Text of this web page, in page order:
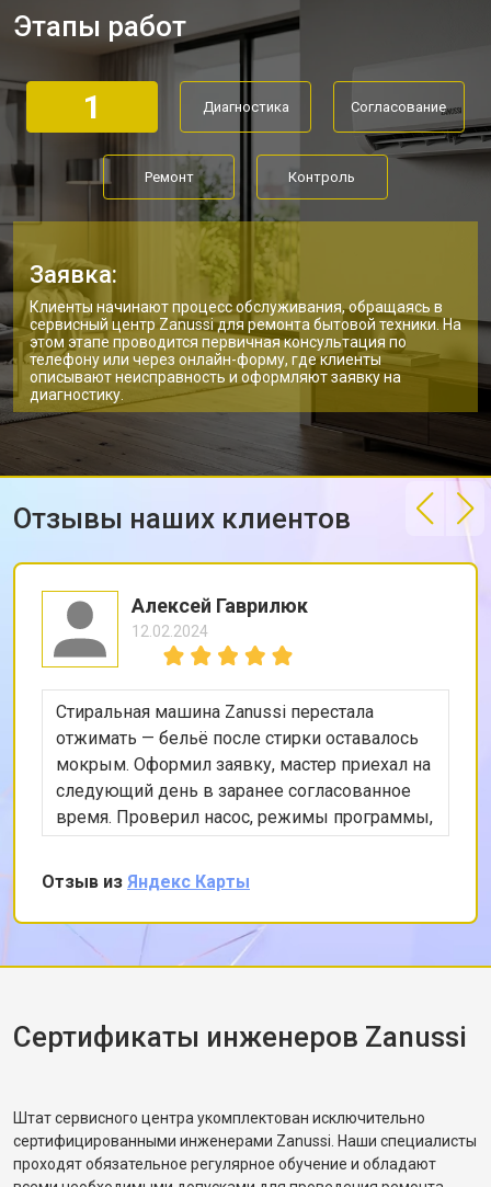
Этапы работ
1 Диагностика Согласование
Ремонт Контроль
Заявка:
Клиенты начинают процесс обслуживания, обращаясь в
сервисный центр Zanussi для ремонта бытовой техники. На
этом этапе проводится первичная консультация по
телефону или через онлайн-форму, где клиенты
описывают неисправность и оформляют заявку на
диагностику.
Отзывы наших клиентов
Алексей Гаврилюк
12.02.2024
Стиральная машина Zanussi перестала
отжимать — бельё после стирки оставалось
мокрым. Оформил заявку, мастер приехал на
следующий день в заранее согласованное
время. Проверил насос, режимы программы,
снял заднюю панель и показал, что ремень
частично порвался и проскальзывал.
Заменил ремень без лишних разговоров,
после чего протестировал в режиме стирки и
убедился, что вращение барабана
корректное. Рассказал, как правильно
разбалансировка.
Отзыв из Яндекс Карты
Сертификаты инженеров Zanussi
Штат сервисного центра укомплектован исключительно
сертифицированными инженерами Zanussi. Наши специалисты
проходят обязательное регулярное обучение и обладают